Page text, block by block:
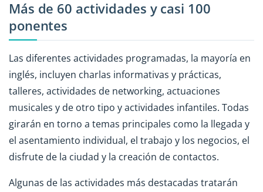
Más de 60 actividades y casi 100
ponentes
Las diferentes actividades programadas, la mayoría en
inglés, incluyen charlas informativas y prácticas,
talleres, actividades de networking, actuaciones
musicales y de otro tipo y actividades infantiles. Todas
girarán en torno a temas principales como la llegada y
el asentamiento individual, el trabajo y los negocios, el
disfrute de la ciudad y la creación de contactos.
Algunas de las actividades más destacadas tratarán